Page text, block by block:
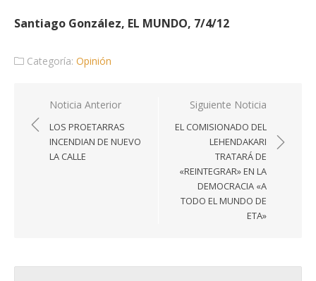
Santiago González, EL MUNDO, 7/4/12
Categoría: Opinión
Navegación
de
entradas
Noticia Anterior
LOS PROETARRAS
INCENDIAN DE NUEVO
LA CALLE
Siguiente Noticia
EL COMISIONADO DEL
LEHENDAKARI
TRATARÁ DE
«REINTEGRAR» EN LA
DEMOCRACIA «A
TODO EL MUNDO DE
ETA»